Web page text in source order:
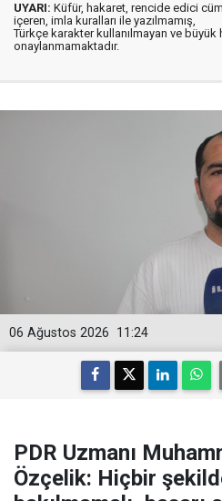
UYARI: Küfür, hakaret, rencide edici
içeren, imla kuralları ile yazılmamış,
Türkçe karakter kullanılmayan ve büyük
onaylanmamaktadır.
11:24
06 Ağustos 2026
PDR Uzmanı
Özçelik: Hiçbir